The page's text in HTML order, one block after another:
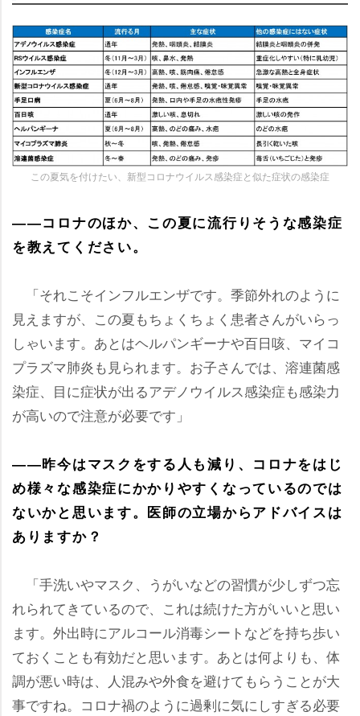
この夏気を付けたい、新型コロナウイルス感染症と似た症状の感染症
――コロナのほか、この夏に流行りそうな感染症
を教えてください。
「それこそインフルエンザです。季節外れのように
見えますが、この夏もちょくちょく患者さんがいらっ
しゃいます。あとはヘルパンギーナや百日咳、マイコ
プラズマ肺炎も見られます。お子さんでは、溶連菌感
染症、目に症状が出るアデノウイルス感染症も感染力
が高いので注意が必要です」
――昨今はマスクをする人も減り、コロナをはじ
め様々な感染症にかかりやすくなっているのでは
ないかと思います。医師の立場からアドバイスは
ありますか？
「手洗いやマスク、うがいなどの習慣が少しずつ忘
れられてきているので、これは続けた方がいいと思い
ます。外出時にアルコール消毒シートなどを持ち歩い
ておくことも有効だと思います。あとは何よりも、体
調が悪い時は、人混みや外食を避けてもらうことが大
事ですね。コロナ禍のように過剰に気にしすぎる必要